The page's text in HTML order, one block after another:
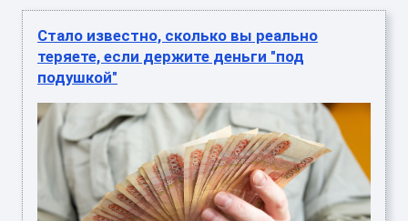
Стало известно, сколько вы реально
теряете, если держите деньги "под
подушкой"